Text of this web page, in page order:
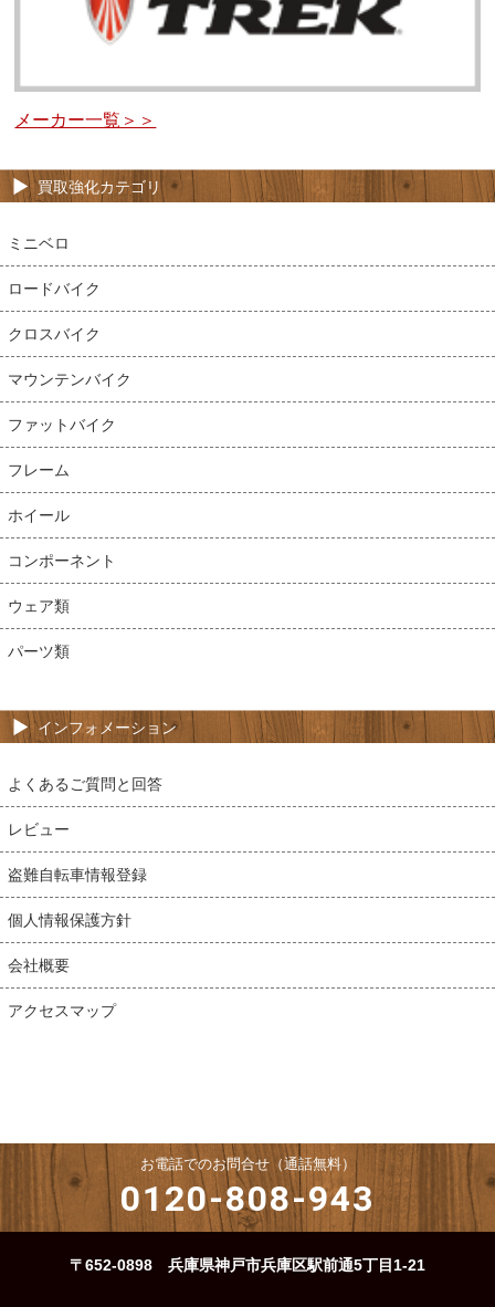
メーカー一覧＞＞
買取強化カテゴリ
ミニベロ
ロードバイク
クロスバイク
マウンテンバイク
ファットバイク
フレーム
ホイール
コンポーネント
ウェア類
パーツ類
インフォメーション
よくあるご質問と回答
レビュー
盗難自転車情報登録
個人情報保護方針
会社概要
アクセスマップ
お電話でのお問合せ（通話無料）
0120-808-943
〒652-0898 兵庫県神戸市兵庫区駅前通5丁目1-21